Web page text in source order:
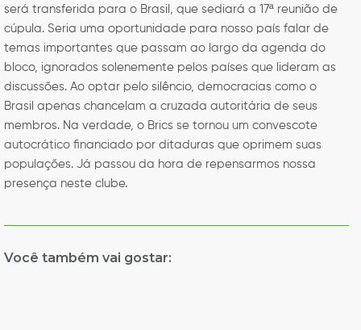
será transferida para o Brasil, que sediará a 17ª reunião de
cúpula. Seria uma oportunidade para nosso país falar de
temas importantes que passam ao largo da agenda do
bloco, ignorados solenemente pelos países que lideram as
discussões. Ao optar pelo silêncio, democracias como o
Brasil apenas chancelam a cruzada autoritária de seus
membros. Na verdade, o Brics se tornou um convescote
autocrático financiado por ditaduras que oprimem suas
populações. Já passou da hora de repensarmos nossa
presença neste clube.
Você também vai gostar: